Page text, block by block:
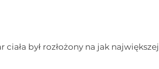
był rozłożony na jak największej